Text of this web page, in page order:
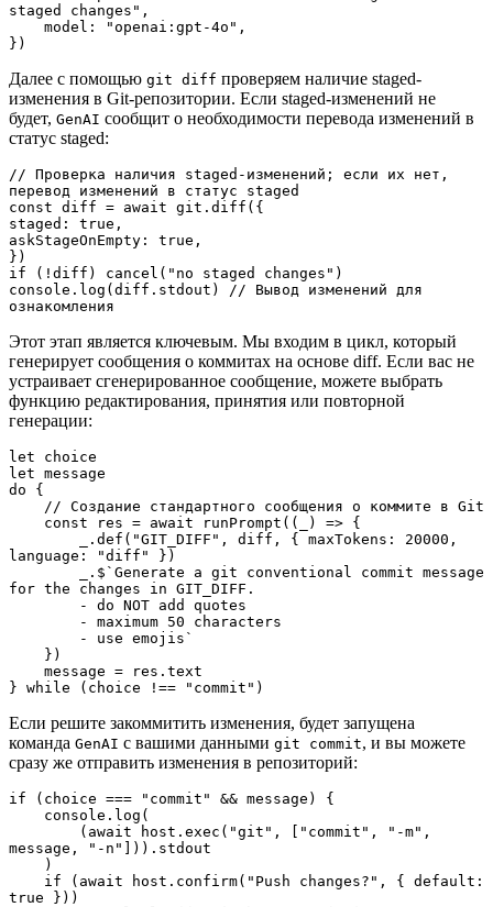
staged changes",
})
Далее с помощью git diff проверяем наличие staged-
изменения в Git-репозитории. Если staged-изменений не
будет, GenAI сообщит о необходимости перевода изменений в
статус staged:
// Проверка наличия staged-изменений; если их нет,
перевод изменений в статус staged
const diff = await git.diff({
staged: true,
askStageOnEmpty: true,
})
if (!diff) cancel("no staged changes")
console.log(diff.stdout) // Вывод изменений для
ознакомления
Этот этап является ключевым. Мы входим в цикл, который
генерирует сообщения о коммитах на основе diff. Если вас не
устраивает сгенерированное сообщение, можете выбрать
функцию редактирования, принятия или повторной
генерации:
let choice
let message
do {
language: "diff" })
for the changes in GIT_DIFF.
} while (choice !== "commit")
Если решите закоммитить изменения, будет запущена
команда GenAI с вашими данными git commit, и вы можете
сразу же отправить изменения в репозиторий:
if (choice === "commit" && message) {
message, "-n"])).stdout
true }))